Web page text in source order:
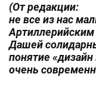
(От редакции:
не все из нас
Дашей
понятие
очень